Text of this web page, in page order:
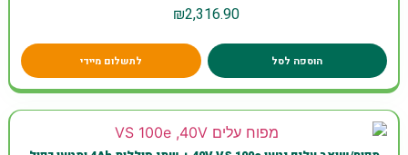
₪2,316.90
הוספה לסל לתשלום מיידי